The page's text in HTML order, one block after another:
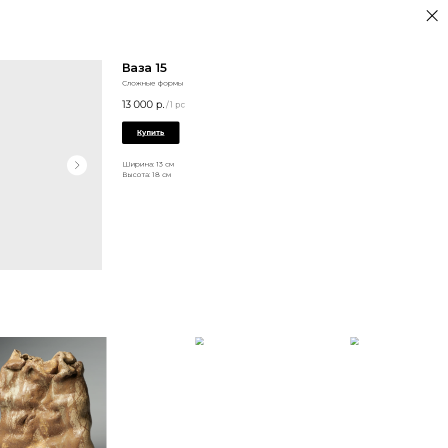
Ваза 15
Сложные формы
13 000 р. /1 pc
Купить
Ширина: 13 см
Высота: 18 см